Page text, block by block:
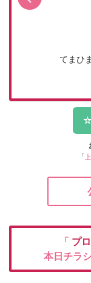
てまひ
「
「 プ
本日チラ